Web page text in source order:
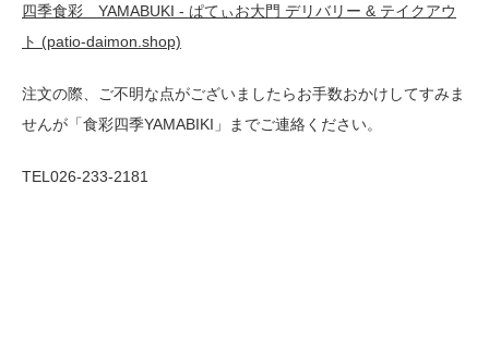
四季食彩 YAMABUKI - ぱてぃお大門 デリバリー & テイクアウ
ト (patio-daimon.shop)
注文の際、ご不明な点がございましたらお手数おかけしてすみま
せんが「食彩四季YAMABIKI」までご連絡ください。
TEL026-233-2181